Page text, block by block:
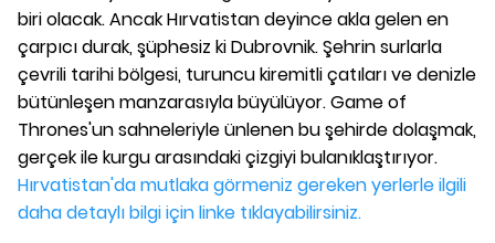
biri olacak. Ancak Hırvatistan deyince akla gelen en
çarpıcı durak, şüphesiz ki Dubrovnik. Şehrin surlarla
çevrili tarihi bölgesi, turuncu kiremitli çatıları ve denizle
bütünleşen manzarasıyla büyülüyor. Game of
Thrones'un sahneleriyle ünlenen bu şehirde dolaşmak,
gerçek ile kurgu arasındaki çizgiyi bulanıklaştırıyor.
Hırvatistan'da mutlaka görmeniz gereken yerlerle ilgili
daha detaylı bilgi için linke tıklayabilirsiniz.